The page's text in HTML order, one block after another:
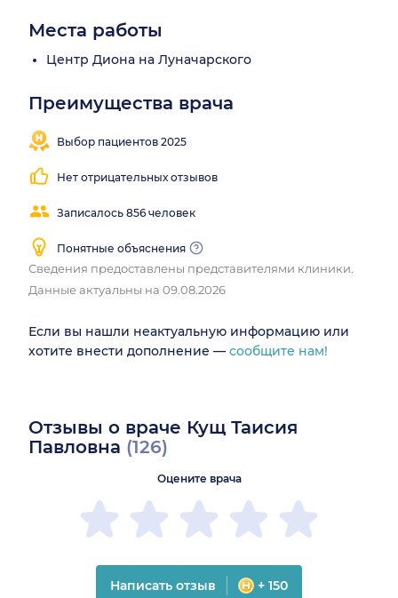
Места работы
Центр Диона на Луначарского
Преимущества врача
Выбор пациентов 2025
Нет отрицательных отзывов
Записалось 856 человек
Понятные объяснения
Сведения предоставлены представителями клиники.
Данные актуальны на 09.08.2026
Если вы нашли неактуальную информацию или
хотите внести дополнение — сообщите нам!
Отзывы о враче Кущ Таисия
Павловна (126)
Оцените врача
Написать отзыв + 150